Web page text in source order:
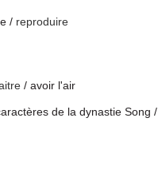
/ reproduire
/ avoir l'air
de la dynastie Song /